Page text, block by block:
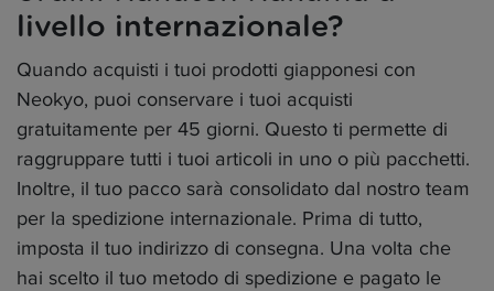
livello internazionale?
Quando acquisti i tuoi prodotti giapponesi con
Neokyo, puoi conservare i tuoi acquisti
gratuitamente per 45 giorni. Questo ti permette di
raggruppare tutti i tuoi articoli in uno o più pacchetti.
Inoltre, il tuo pacco sarà consolidato dal nostro team
per la spedizione internazionale. Prima di tutto,
imposta il tuo indirizzo di consegna. Una volta che
hai scelto il tuo metodo di spedizione e pagato le